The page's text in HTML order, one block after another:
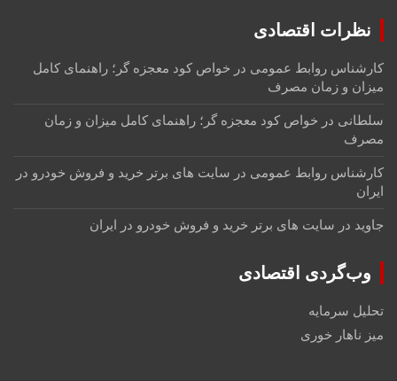
نظرات اقتصادی
کارشناس روابط عمومی در خواص کود معجزه گر؛ راهنمای کامل
میزان و زمان مصرف
سلطانی در خواص کود معجزه گر؛ راهنمای کامل میزان و زمان
مصرف
کارشناس روابط عمومی در سایت های برتر خرید و فروش خودرو در
ایران
جاویددر سایت های برتر خرید و فروش خودرو در ایران
وب‌گردی اقتصادی
تحلیل سرمایه
میز ناهار خوری